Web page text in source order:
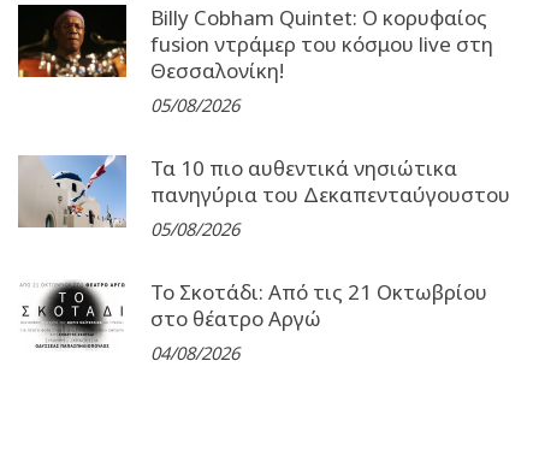
Billy Cobham Quintet: Ο κορυφαίος
fusion ντράμερ του κόσμου live στη
Θεσσαλονίκη!
05/08/2026
Τα 10 πιο αυθεντικά νησιώτικα
πανηγύρια του Δεκαπενταύγουστου
05/08/2026
Το Σκοτάδι: Από τις 21 Οκτωβρίου
στο θέατρο Αργώ
04/08/2026